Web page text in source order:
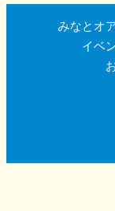
みなとオ
イベ